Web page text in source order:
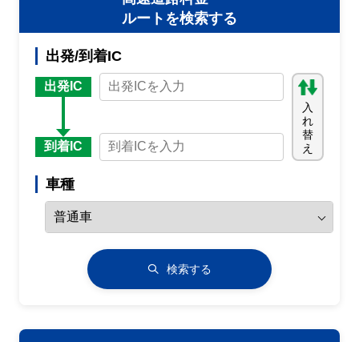
ルートを検索する
出発/到着IC
出発IC
到着IC
入
れ
替
え
車種
検索する